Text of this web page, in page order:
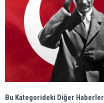
Bu Kategorideki Diğer Haberler